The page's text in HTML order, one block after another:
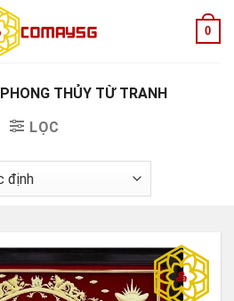
0
PHONG THỦY TỪ TRANH
LỌC